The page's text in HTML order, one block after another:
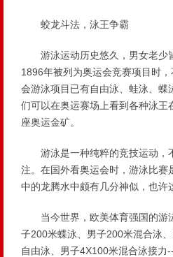
蛟龙斗法，泳王争霸
游泳运动历史悠久，男女老少皆
1896年被列为奥运会竞赛项目时
会游泳项目已有自由泳、蛙泳、
们可以在奥运赛场上看到各种泳
座奥运金矿。
游泳是一种纯粹的竞技运动，
注。在国外看奥运会时，游泳比
中的龙腾水中颇有几分神似，也许
当今世界，欧美体育强国的游
子200米蝶泳、男子200米混合泳
自由泳、男子4X100米混合泳接